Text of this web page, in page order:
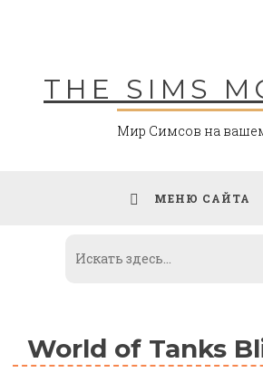
THE SIMS
Мир Симсов на
МЕНЮ САЙТА
World of Tanks